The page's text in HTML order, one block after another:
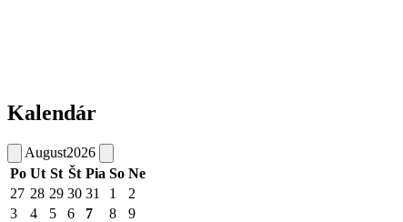
Kalendár
August2026
Po Ut St Št Pia So Ne
27 28 29 30 31 1
2
3
4 5 6 7 8
9